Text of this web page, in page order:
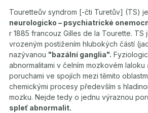
Touretteův syndrom [-čti Turetův] (TS) je
neurologicko – psychiatrické
r 1885 francouz Gilles de la Tourette. TS
vrozeným postižením hlubokých částí
nazývanou "bazální ganglia".
abnormalitami v čelním mozkovém
poruchami ve spojích mezi těmito
chemickými procesy především s
mozku. Nejde tedy o jednu výraznou
spleť abnormalit.